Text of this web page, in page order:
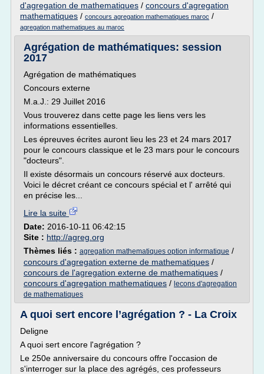
d'agregation de mathematiques / concours d'agregation
mathematiques / concours agregation mathematiques maroc /
agregation mathematiques au maroc
Agrégation de mathématiques: session
2017
Agrégation de mathématiques
Concours externe
M.a.J.: 29 Juillet 2016
Vous trouverez dans cette page les liens vers les
informations essentielles.
Les épreuves écrites auront lieu les 23 et 24 mars 2017
pour le concours classique et le 23 mars pour le concours
"docteurs".
Il existe désormais un concours réservé aux docteurs.
Voici le décret créant ce concours spécial et l' arrêté qui
en précise les...
Lire la suite
Date: 2016-10-11 06:42:15
Site : http://agreg.org
Thèmes liés : agregation mathematiques option informatique /
concours d'agregation externe de mathematiques /
concours de l'agregation externe de mathematiques /
concours d'agregation mathematiques / lecons d'agregation
de mathematiques
A quoi sert encore l’agrégation ? - La Croix
Deligne
A quoi sert encore l'agrégation ?
Le 250e anniversaire du concours offre l'occasion de
s'interroger sur la place des agrégés, ces professeurs